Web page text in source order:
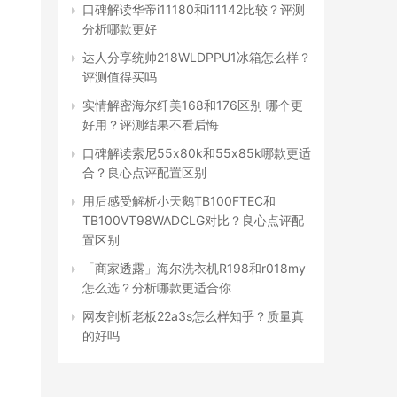
口碑解读华帝i11180和i11142比较？评测
分析哪款更好
达人分享统帅218WLDPPU1冰箱怎么样？
评测值得买吗
实情解密海尔纤美168和176区别 哪个更
好用？评测结果不看后悔
口碑解读索尼55x80k和55x85k哪款更适
合？良心点评配置区别
用后感受解析小天鹅TB100FTEC和
TB100VT98WADCLG对比？良心点评配
置区别
「商家透露」海尔洗衣机R198和r018my
怎么选？分析哪款更适合你
网友剖析老板22a3s怎么样知乎？质量真
的好吗